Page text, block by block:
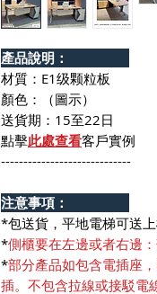
產品說明：
材質：E1级颗粒板
顏色：（圖示）
送貨期：15至22日
點擊此處查看客戶實例
-----------------------------
注意事項：
*包送貨，平地電梯可送
*側櫃要在左邊或者右邊
*部分產品如包含電插座
插。不包含拉線或接駁電